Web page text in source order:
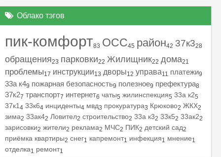
Облако тэгов
пик-комфорт83 ОСС45 район42 37к328
обращения23 парковки22 Жилищник22 дома21
проблемы17 инструкции13 дворы12 управа11 платежи9
33а к49 пожарная безопасность9 полезное9 префектура8
37к27 транспорт7 интернет6 чаты5 жилинспекция5 33а к25
37к14 33к64 инциденты4 мвд3 прокуратура3 Крюково2 ЖКХ2
зима2 33ак42 Ловител2 строительство2 33а к32 33к52 33ак22
зарисовки2 жители2 реклама2 МЧС2 ПИК2 детский сад2
приёмка квартиры2 снег1 капремонт1 инфекция1 мнение1
отделка1 ремонт1